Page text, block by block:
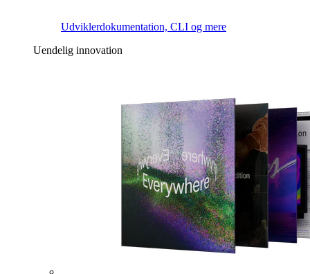
Udviklerdokumentation, CLI og mere
Uendelig innovation